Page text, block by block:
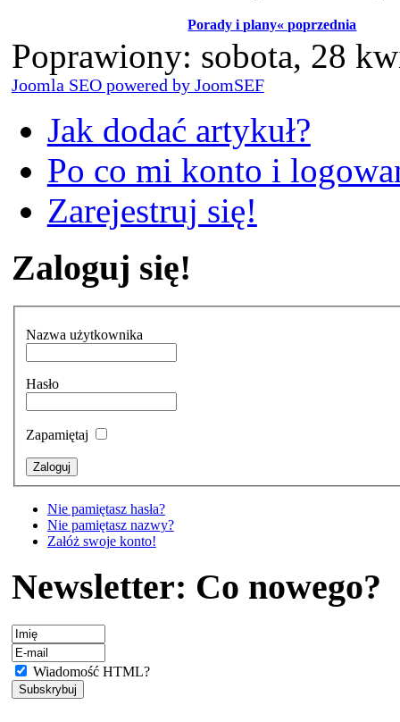
Porady i plany« poprzednia
Poprawiony: sobota, 28
Joomla SEO powered by JoomSEF
Jak dodać artykuł?
Po co mi konto i
Zarejestruj się!
Zaloguj się!
Nazwa użytkownika
Hasło
Zapamiętaj
Nie pamiętasz hasła?
Nie pamiętasz nazwy?
Załóż swoje konto!
Newsletter: Co nowego?
Wiadomość HTML?